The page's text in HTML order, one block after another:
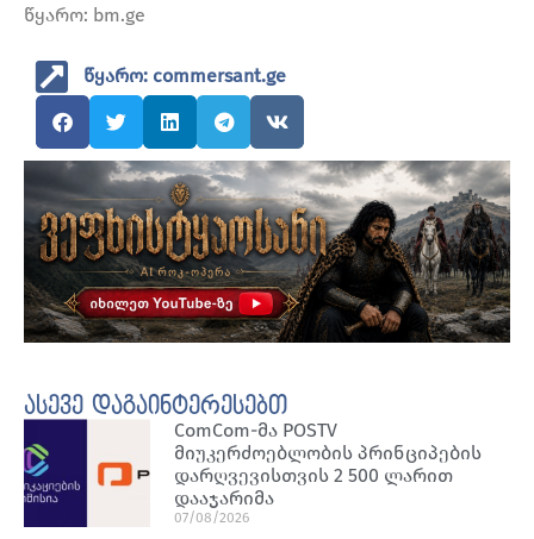
წყარო: bm.ge
წყარო: commersant.ge
ასევე დაგაინტერესებთ
ComCom-მა POSTV
მიუკერძოებლობის პრინციპების
დარღვევისთვის 2 500 ლარით
დააჯარიმა
07/08/2026